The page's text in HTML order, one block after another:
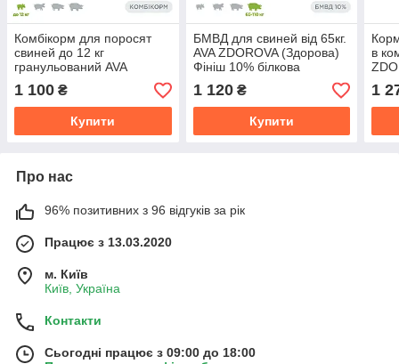
Комбікорм для поросят
свиней до 12 кг
гранульований AVA
Престарт
1 100 ₴
Купити
БМВД для свиней від 65кг.
AVA ZDOROVA (Здорова)
Фініш 10% білкова
добавка для відгодівлі
1 120₴
Купити
в
1
Про нас
96% позитивних з 96 відгуків за рік
Працює з 13.03.2020
м. Київ
Київ, Україна
Контакти
Сьогодні працює з 09:00 до 18:00